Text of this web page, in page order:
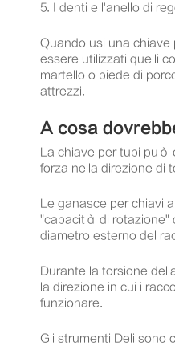
5. I denti e l'anello di
Quando usi una chiave
essere utilizzati quelli
martello o piede di
attrezzi.
A cosa
La chiave per tubi può
forza nella direzione di
Le ganasce per chiavi
"capacità di rotazione"
diametro esterno del
Durante la torsione
la direzione in cui i
funzionare.
Gli strumenti Deli sono